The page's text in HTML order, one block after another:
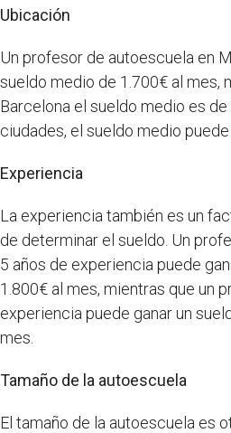
Ubicación
Un profesor de autoescuela en
sueldo medio de 1.700€ al mes,
Barcelona el sueldo medio es de
ciudades, el sueldo medio
Experiencia
La experiencia también es un
de determinar el sueldo. Un
5 años de experiencia puede
1.800€ al mes, mientras que un
experiencia puede ganar un
mes.
Tamaño de la autoescuela
El tamaño de la autoescuela es